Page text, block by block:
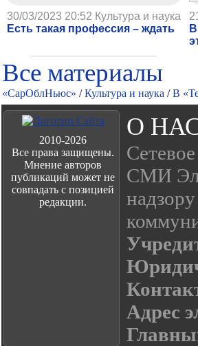
30/03/2023 20:52 Культура и наука
Есть такая профессия – ждать
Все материалы
«СарОблНьюс» /Культура и наука /В
2010-2026
Все права защищены.
Мнение авторов
публикаций может не
совпадать с позицией
редакции.
О
СМИ Эл
Адрес